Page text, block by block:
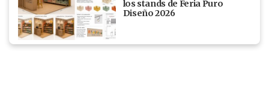
los stands de Feria Puro
Diseño 2026